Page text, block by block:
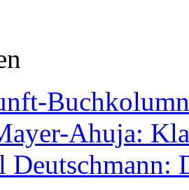
Ahuja:
Deutschmann: